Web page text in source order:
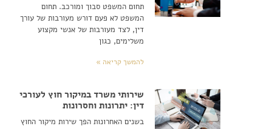
תחום המשפט סבוך ומורכב. תחום
המשפט לא פעם דורש מעורבות של עורך
דין, לצד מעורבות של אנשי מקצוע
משלימים, כגון
להמשך קריאה »
שירותי משרד במיקור חוץ לעורכי
דין: יתרונות וחסרונות
בשנים האחרונות הפך שירות מיקור החוץ